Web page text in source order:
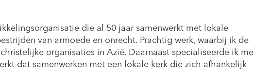
die al 50 jaar samenwerkt met lokale
van armoede en onrecht. Prachtig werk, waarbij ik de
organisaties in Azië. Daarnaast specialiseerde ik me
dat samenwerken met een lokale kerk die zich afhankelijk